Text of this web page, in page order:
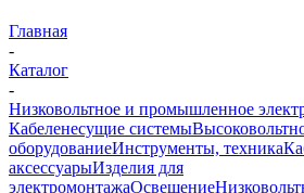
Главная
-
Каталог
-
Низковольтное и промышленное
Кабеленесущие системы
оборудованиеИнструменты, техника
аксессуарыИзделия для
электромонтажаОсвещение